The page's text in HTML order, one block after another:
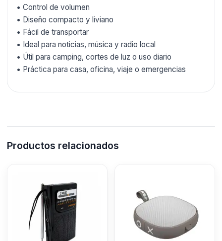
• Control de volumen
• Diseño compacto y liviano
• Fácil de transportar
• Ideal para noticias, música y radio local
• Útil para camping, cortes de luz o uso diario
• Práctica para casa, oficina, viaje o emergencias
Productos relacionados